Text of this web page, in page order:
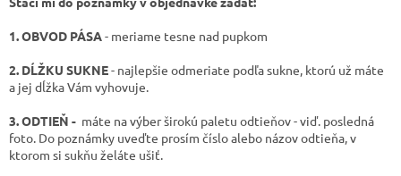
1. OBVOD PÁSA- meriame tesne nad pupkom
2. DĹŽKU SUKNE- najlepšie odmeriate podľa sukne, ktorú už máte
a jej dĺžka Vám vyhovuje.
3. ODTIEŇ - máte na výber širokú paletu odtieňov - viď. posledná
foto. Do poznámky uveďte prosím číslo alebo názov odtieňa, v
ktorom si sukňu želáte ušiť.